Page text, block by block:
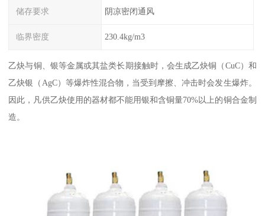
储存要求 阴凉密闭通风
临界密度 230.4kg/m3
乙炔与铜、银等金属或其盐类长期接触时，会生成乙炔铜（CuC）和
乙炔银（AgC）等爆炸性混合物，当受到摩擦、冲击时会发生爆炸。
因此，凡供乙炔使用的器材都不能用银和含铜量70%以上的铜合金制
造。